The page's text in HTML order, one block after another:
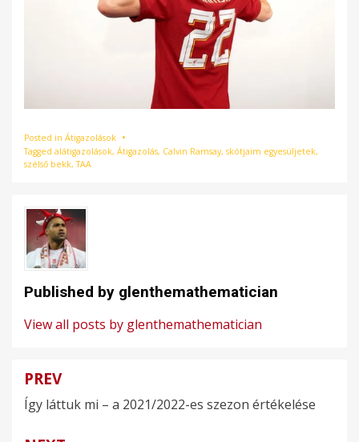
Posted in Átigazolások
Tagged alátigazolások, Átigazolás, Calvin Ramsay, skótjaim egyesüljetek,
szélső bekk,TAA
Published by glenthemathematician
View all posts by glenthemathematician
Bejegyzés
navigáció
PREV
Így láttuk mi – a 2021/2022-es szezon értékelése